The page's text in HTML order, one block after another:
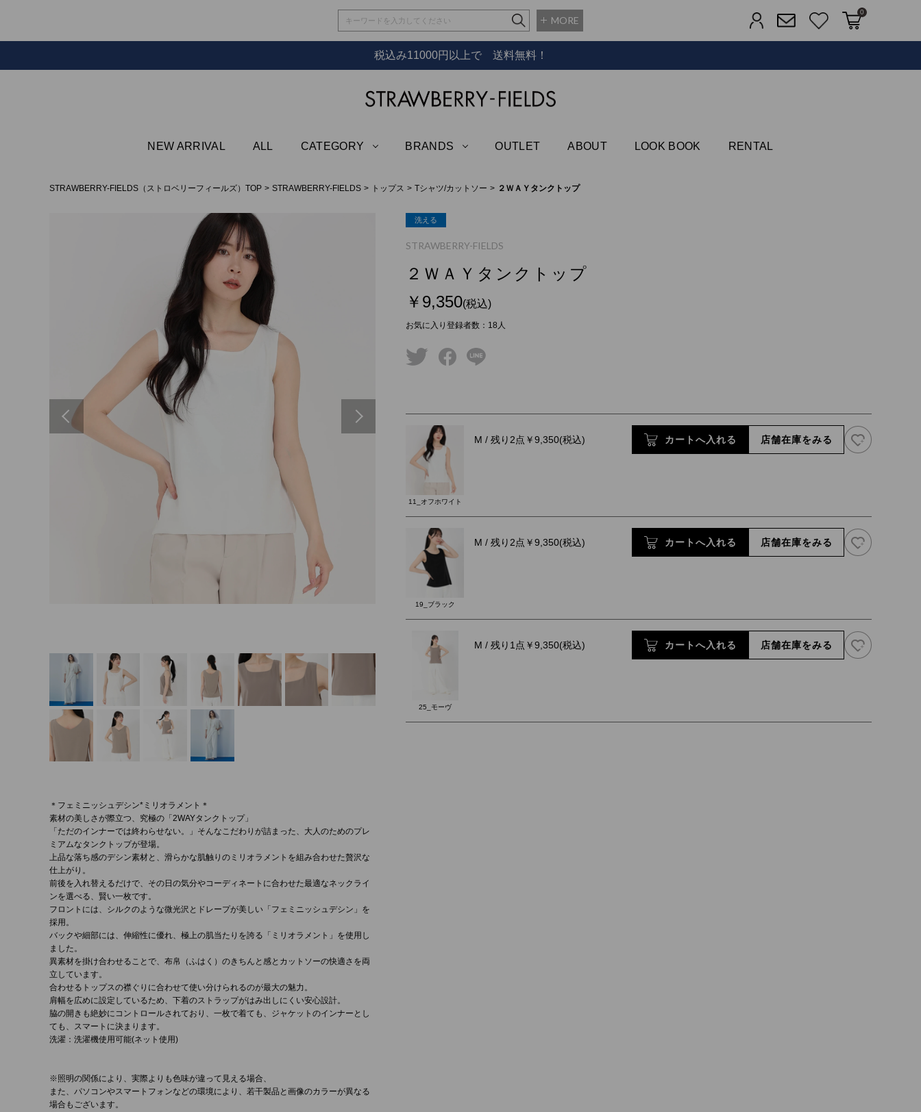
MORE ログイン メルマガ登録お気に入りカートに入れる
0
税込み11000円以上で 送料無料！
NEW ARRIVAL ALL CATEGORY BRANDS OUTLET ABOUT LOOK BOOK RENTAL
STRAWBERRY-FIELDS（ストロベリーフィールズ）TOP STRAWBERRY-FIELDS トップス Tシャツ/カットソー ２ＷＡＹタンクトップ
Previous
＊フェミニッシュデシン*ミリオラメント＊
素材の美しさが際立つ、究極の「2WAYタンクトップ」
「ただのインナーでは終わらせない。」そんなこだわりが詰まった、大人のためのプレ
ミアムなタンクトップが登場。
上品な落ち感のデシン素材と、滑らかな肌触りのミリオラメントを組み合わせた贅沢な
仕上がり。
前後を入れ替えるだけで、その日の気分やコーディネートに合わせた最適なネックライ
ンを選べる、賢い一枚です。
フロントには、シルクのような微光沢とドレープが美しい「フェミニッシュデシン」を
採用。
バックや細部には、伸縮性に優れ、極上の肌当たりを誇る「ミリオラメント」を使用し
ました。
異素材を掛け合わせることで、布帛（ふはく）のきちんと感とカットソーの快適さを両
立しています。
合わせるトップスの襟ぐりに合わせて使い分けられるのが最大の魅力。
肩幅を広めに設定しているため、下着のストラップがはみ出しにくい安心設計。
脇の開きも絶妙にコントロールされており、一枚で着ても、ジャケットのインナーとし
ても、スマートに決まります。
洗濯：洗濯機使用可能(ネット使用)
※照明の関係により、実際よりも色味が違って見える場合、
また、パソコンやスマートフォンなどの環境により、若干製品と画像のカラーが異なる
場合もございます。
洗える
STRAWBERRY-FIELDS
２ＷＡＹタンクトップ
￥9,350(税込)
お気に入り登録者数 ： 18 人
twitter facebook
11_オフホワイト
M / 残り2点 ￥9,350(税込) カートへ入れる 店舗在庫をみる
19_ブラック
M / 残り2点 ￥9,350(税込) カートへ入れる 店舗在庫をみる
25_モーヴ
M / 残り1点 ￥9,350(税込) カートへ入れる 店舗在庫をみる